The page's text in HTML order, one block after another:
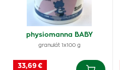
physiomanna BABY
granulát 1x100 g
33,69 €